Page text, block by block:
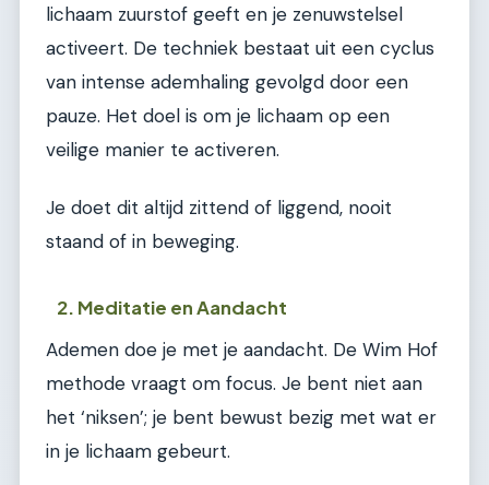
lichaam zuurstof geeft en je zenuwstelsel
activeert. De techniek bestaat uit een cyclus
van intense ademhaling gevolgd door een
pauze. Het doel is om je lichaam op een
veilige manier te activeren.
Je doet dit altijd zittend of liggend, nooit
staand of in beweging.
2. Meditatie en Aandacht
Ademen doe je met je aandacht. De Wim Hof
methode vraagt om focus. Je bent niet aan
het ‘niksen’; je bent bewust bezig met wat er
in je lichaam gebeurt.